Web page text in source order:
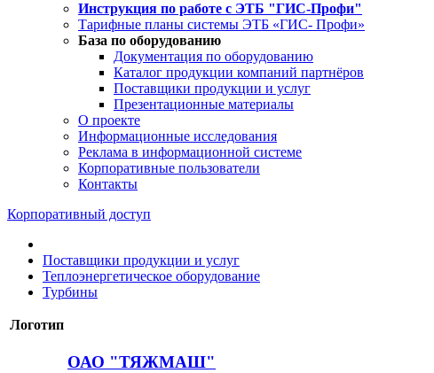
Инструкция по работе с ЭТБ "ГИС-Профи"
Тарифные планы системы ЭТБ «ГИС- Профи»
База по оборудованию
Документация по оборудованию
Каталог продукции компаний партнёров
Поставщики продукции и услуг
Презентационные материалы
О проекте
Информационные исследования
Реклама в информационной системе
Корпоративные пользователи
Контакты
Корпоративный доступ
Поставщики продукции и услуг
Теплоэнергетическое оборудование
Турбины
Логотип
ОАО "ТЯЖМАШ"